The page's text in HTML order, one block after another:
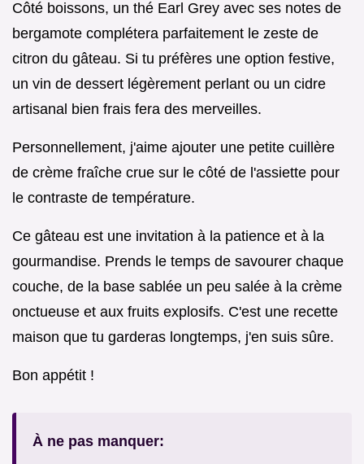
Côté boissons, un thé Earl Grey avec ses notes de
bergamote complétera parfaitement le zeste de
citron du gâteau. Si tu préfères une option festive,
un vin de dessert légèrement perlant ou un cidre
artisanal bien frais fera des merveilles.
Personnellement, j'aime ajouter une petite cuillère
de crème fraîche crue sur le côté de l'assiette pour
le contraste de température.
Ce gâteau est une invitation à la patience et à la
gourmandise. Prends le temps de savourer chaque
couche, de la base sablée un peu salée à la crème
onctueuse et aux fruits explosifs. C'est une recette
maison que tu garderas longtemps, j'en suis sûre.
Bon appétit !
À ne pas manquer: